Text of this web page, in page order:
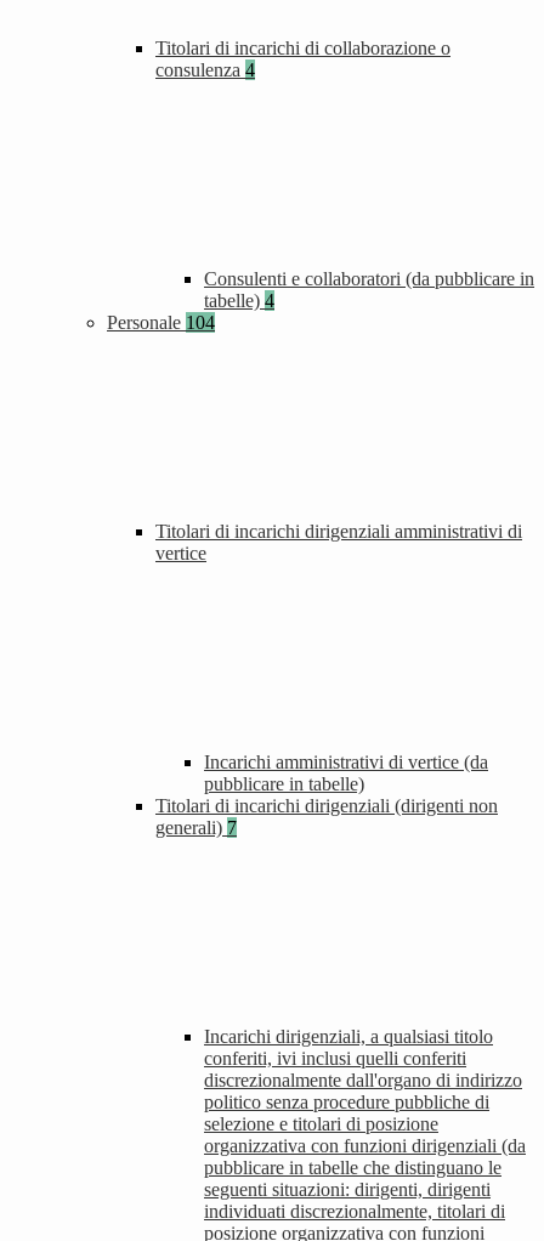
Titolari di incarichi di collaborazione o
consulenza 4
Consulenti e collaboratori (da pubblicare in
tabelle) 4
Personale 104
Titolari di incarichi dirigenziali amministrativi di
vertice
Incarichi amministrativi di vertice (da
pubblicare in tabelle)
Titolari di incarichi dirigenziali (dirigenti non
generali) 7
Incarichi dirigenziali, a qualsiasi titolo
conferiti, ivi inclusi quelli conferiti
discrezionalmente dall'organo di indirizzo
politico senza procedure pubbliche di
selezione e titolari di posizione
organizzativa con funzioni dirigenziali (da
pubblicare in tabelle che distinguano le
seguenti situazioni: dirigenti, dirigenti
individuati discrezionalmente, titolari di
posizione organizzativa con funzioni